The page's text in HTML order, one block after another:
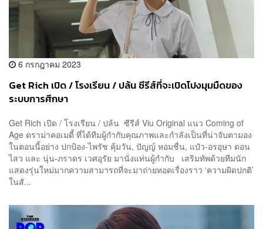
6 กรกฎาคม 2023
Get Rich เปิด / โรงเรียน / ปล้น ซีรีส์ที่จะเปิดโปงมุมมืดของ
ระบบการศึกษา
Get Rich เปิด / โรงเรียน / ปล้น ซีรีส์ Viu Original แนว Coming of
Age ดราม่าคอเมดี้ ที่ได้ทีมผู้กำกับคุณภาพและกำลังเป็นที่น่าจับตามอง
ในตอนนี้อย่าง ปกป้อง-ไพรัช คุ้มวัน, ปัญญ์ หอมชื่น, แป๋ว-อรอุษา ดอน
ไสว และ นุ่น-ภราดร เวศอุรัย มานั่งแท่นผู้กำกับ เสริมทัพด้วยทีมนัก
แสดงรุ่นใหม่มากความสามารถที่จะมาถ่ายทอดเรื่องราว ‘ความผิดปกติ’
ในสั...